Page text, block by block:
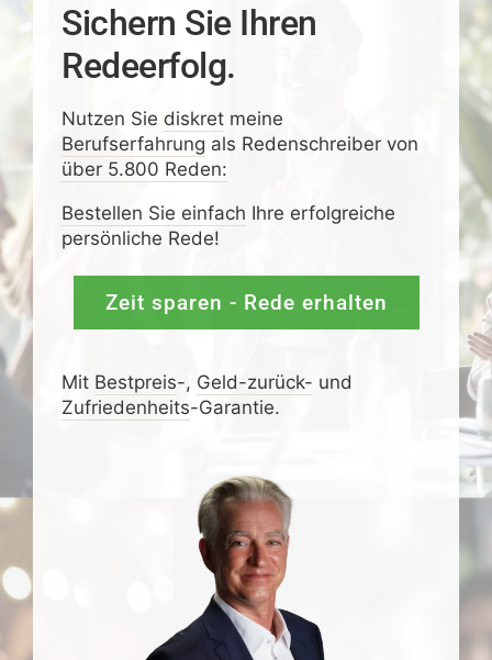
Sichern Sie Ihren
Redeerfolg.
Nutzen Sie diskretmeine
Berufserfahrung als Redenschreiber von
über 5.800 Reden:
Bestellen Sie einfach Ihre erfolgreiche
persönliche Rede!
Zeit sparen - Rede erhalten
Mit Bestpreis-, Geld-zurück- und
Zufrieden­­heits-Garantie.